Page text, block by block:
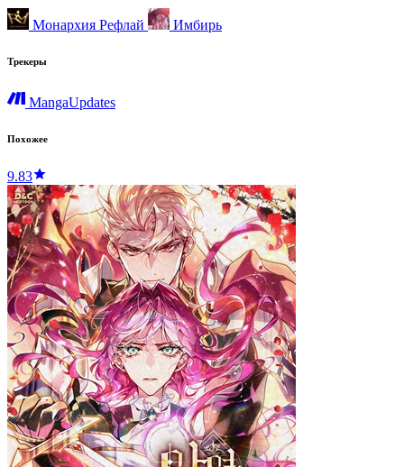
Монархия Рефлай Имбирь
Трекеры
MangaUpdates
Похожее
9.83